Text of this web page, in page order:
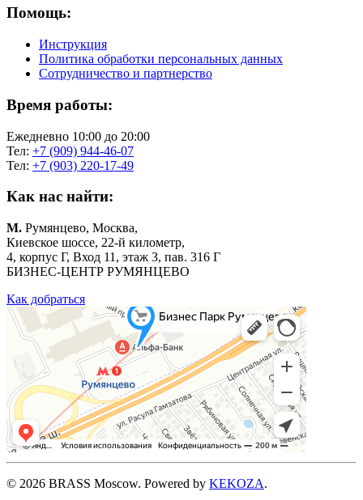
Помощь:
Инструкция
Политика обработки персональных данных
Сотрудничество и партнерство
Время работы:
Ежедневно 10:00 до 20:00
Тел: +7 (909) 944-46-07
Тел: +7 (903) 220-17-49
Как нас найти:
М. Румянцево, Москва,
Киевское шоссе, 22-й километр,
4, корпус Г, Вход 11, этаж 3, пав. 316 Г
БИЗНЕС-ЦЕНТР РУМЯНЦЕВО
Как добраться
© 2026 BRASS Moscow. Powered by KEKOZA.